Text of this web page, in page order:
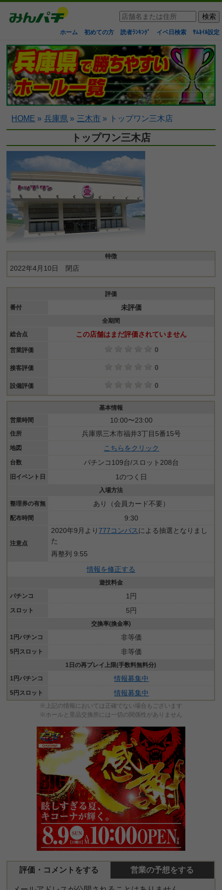
ホーム 初めての方 読者ﾗﾝｷﾝｸﾞ イベ日検索 ｻﾑﾈｲﾙ設定
HOME » 兵庫県 » 三木市 » トップワン三木店
トップワン三木店
特徴
2022年4月10日 閉店
評価
番付
未評価
全期間
総合点
この店舗はまだ評価されていません
営業評価 0
接客評価 0
設備評価 0
基本情報
営業時間
10:00〜23:00
住所 兵庫県三木市福井3丁目5番15号
地図 こちらをクリック
台数 パチンコ109台/スロット208台
旧イベント日 1のつく日
入場方法
整理券の有無
あり（会員カード不要）
配布時間 9:30
注意点
2020年9月より777コンパスによる抽選となりまし
た
再整列 9:55
情報を修正する
遊技料金
パチンコ
1円
スロット 5円
交換率(換金率)
1円パチンコ
非等価
5円スロット 非等価
1日の再プレイ上限(手数料無料分)
1円パチンコ
情報募集中
5円スロット 情報募集中
※上記の情報においては正確でない場合もございます
※ホールと景品交換所には一切の関係性がありません
評価・コメントをする 営業の予想をする